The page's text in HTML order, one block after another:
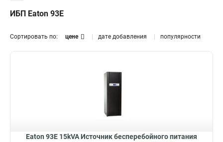
ИБП Eaton 93E
Сортировать по: цене дате добавления популярности
Eaton 93E 15kVA Источник бесперебойного питания